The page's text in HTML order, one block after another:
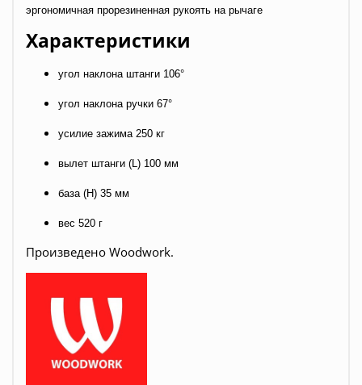
эргономичная прорезиненная рукоять на рычаге
Характеристики
угол наклона штанги 106°
угол наклона ручки 67°
усилие зажима 250 кг
вылет штанги (L) 100 мм
база (H) 35 мм
вес 520 г
Произведено Woodwork.